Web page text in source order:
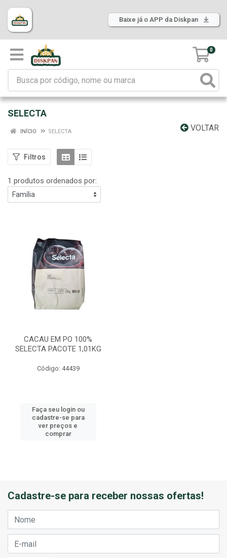
Baixe já o APP da Diskpan
0
SELECTA
VOLTAR
INÍCIO SELECTA
Filtros
1 produtos ordenados por:
CACAU EM PO 100%
SELECTA PACOTE 1,01KG
Código: 44439
Faça seu login ou
cadastre-se para
ver preços e
comprar
Cadastre-se para receber nossas ofertas!